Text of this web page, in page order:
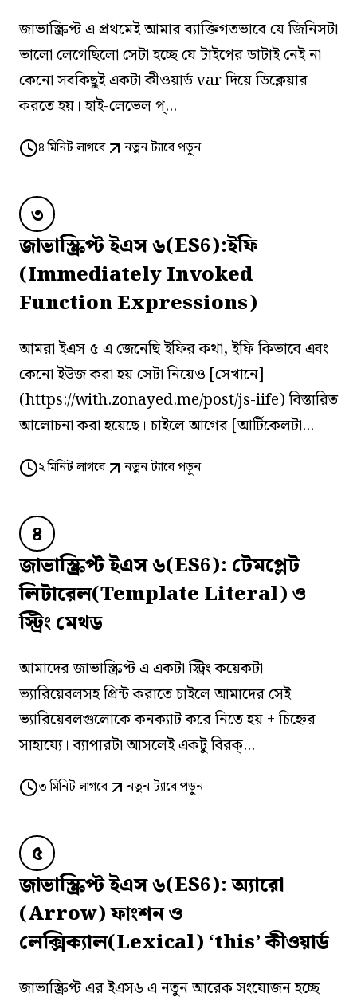
জাভাস্ক্রিপ্ট এ প্রথমেই আমার ব্যাক্তিগতভাবে যে জিনিসটা
ভালো লেগেছিলো সেটা হচ্ছে যে টাইপের ডাটাই নেই না
কেনো সবকিছুই একটা কীওয়ার্ড var দিয়ে ডিক্লেয়ার
করতে হয়। হাই-লেভেল প্...
৪মিনিট লাগবে নতুন ট্যাবে পড়ুন
৩
জাভাস্ক্রিপ্ট ইএস ৬(ES6):ইফি
(Immediately Invoked
Function Expressions)
আমরা ইএস ৫ এ জেনেছি ইফির কথা, ইফি কিভাবে এবং
কেনো ইউজ করা হয় সেটা নিয়েও [সেখানে]
(https://with.zonayed.me/post/js-iife) বিস্তারিত
আলোচনা করা হয়েছে। চাইলে আগের [আর্টিকেলটা...
২মিনিট লাগবে নতুন ট্যাবে পড়ুন
৪
জাভাস্ক্রিপ্ট ইএস ৬(ES6): টেমপ্লেট
লিটারেল(Template Literal) ও
স্ট্রিং মেথড
আমাদের জাভাস্ক্রিপ্ট এ একটা স্ট্রিং কয়েকটা
ভ্যারিয়েবলসহ প্রিন্ট করাতে চাইলে আমাদের সেই
ভ্যারিয়েবলগুলোকে কনক্যাট করে নিতে হয় + চিহ্নের
সাহায্যে। ব্যাপারটা আসলেই একটু বিরক্...
৩মিনিট লাগবে নতুন ট্যাবে পড়ুন
৫
জাভাস্ক্রিপ্ট ইএস ৬(ES6): অ্যারো
(Arrow) ফাংশন ও
লেক্সিক্যাল(Lexical) ‘this’ কীওয়ার্ড
জাভাস্ক্রিপ্ট এর ইএস৬ এ নতুন আরেক সংযোজন হচ্ছে